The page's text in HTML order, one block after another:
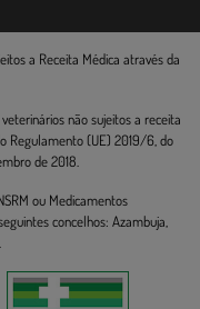
a Receita Médica através da
não sujeitos a receita
Regulamento (UE) 2019/6, do
de 2018.
ou Medicamentos
concelhos: Azambuja,